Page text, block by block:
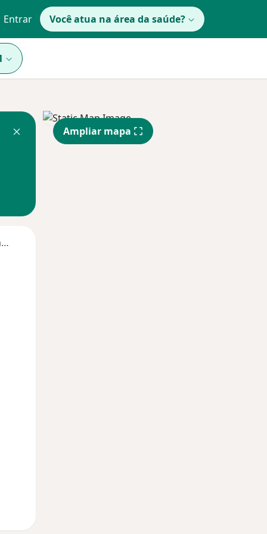
Entrar Você atua na área da saúde?
Segunda-feira
Ampliar mapa